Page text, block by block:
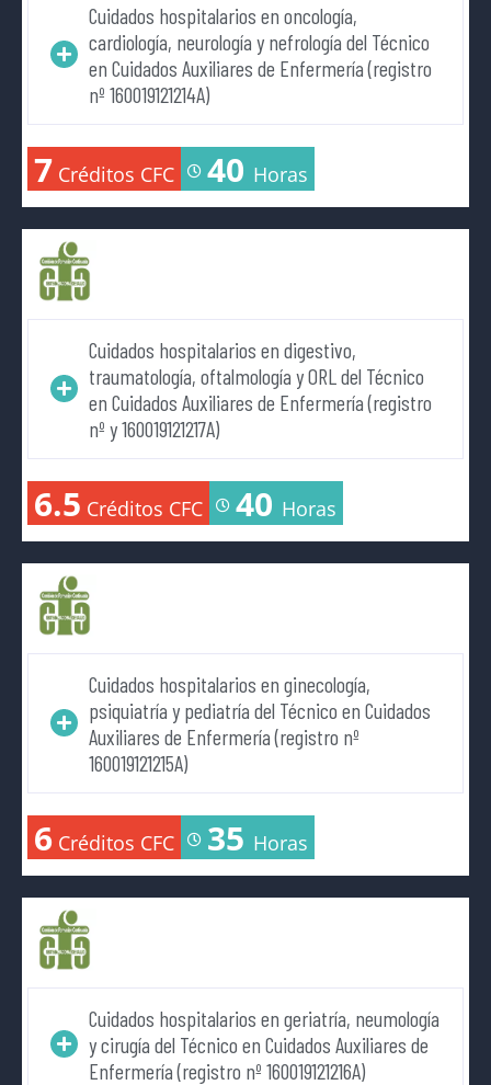
Cuidados hospitalarios en oncología,
cardiología, neurología y nefrología del Técnico
en Cuidados Auxiliares de Enfermería (registro
nº 160019121214A)
7 Créditos CFC 40 Horas
Cuidados hospitalarios en digestivo,
traumatología, oftalmología y ORL del Técnico
en Cuidados Auxiliares de Enfermería (registro
nº y 160019121217A)
6.5 Créditos CFC 40 Horas
Cuidados hospitalarios en ginecología,
psiquiatría y pediatría del Técnico en Cuidados
Auxiliares de Enfermería (registro nº
160019121215A)
6 Créditos CFC 35 Horas
Cuidados hospitalarios en geriatría, neumología
y cirugía del Técnico en Cuidados Auxiliares de
Enfermería (registro nº 160019121216A)